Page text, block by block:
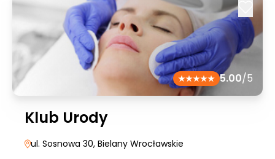
5.00/5
Klub Urody
ul. Sosnowa 30, Bielany Wrocławskie